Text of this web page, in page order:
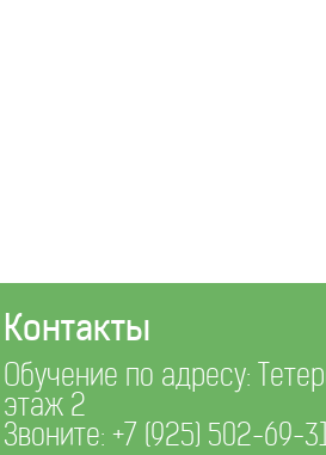
Контакты
Обучение по адресу:
этаж 2
Звоните:+7 (925) 502-69-